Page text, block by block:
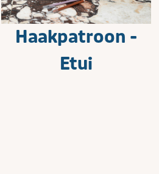
Haakpatroon -
Etui